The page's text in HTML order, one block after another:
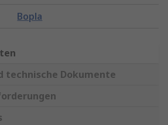
Bopla
technische Dokumente